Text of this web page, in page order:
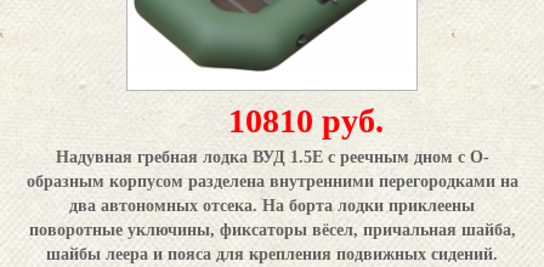
10810 руб.
Надувная гребная лодка ВУД 1.5Е с реечным дном с О-
образным корпусом разделена внутренними перегородками на
два автономных отсека. На борта лодки приклеены
поворотные уключины, фиксаторы вёсел, причальная шайба,
шайбы леера и пояса для крепления подвижных сидений.